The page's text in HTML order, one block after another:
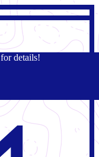
for details!